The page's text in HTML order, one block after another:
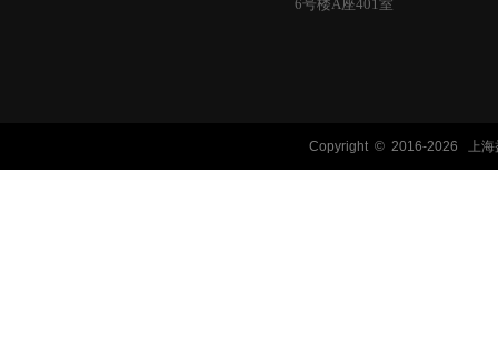
6号楼A座401室
Copyright © 2016-2026 上海